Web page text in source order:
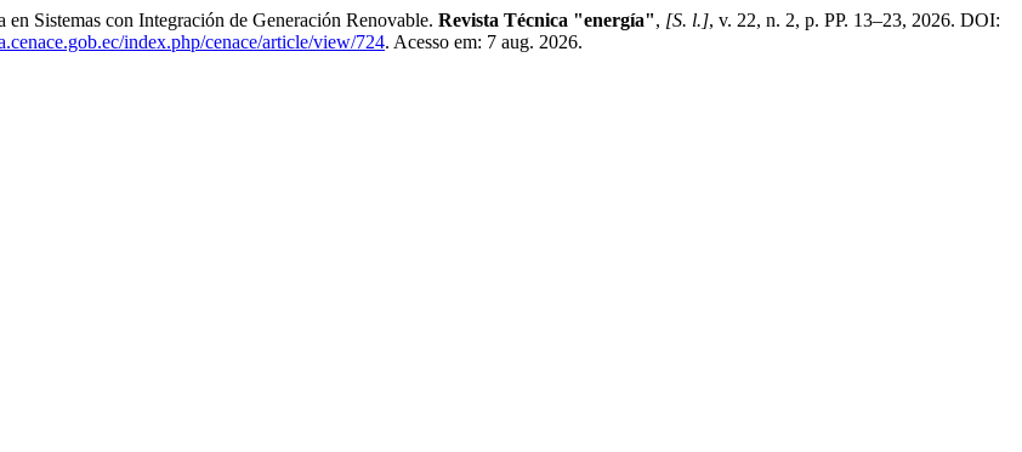
Sistemas con Integración de Generación Renovable. Revista Técnica "energía", [S. l.], v. 22, n. 2, p. PP. 13–23, 2026. DOI:
index.php/cenace/article/view/724. Acesso em: 7 aug. 2026.